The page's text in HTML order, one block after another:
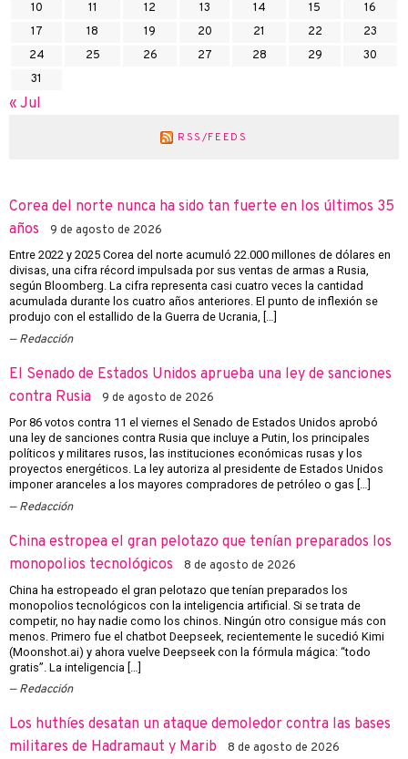
10
11 12 13 14 15
16
17
18 19 20 21 22
23
24
25 26 27 28 29
30
31
« Jul
RSS/FEEDS
Corea del norte nunca ha sido tan fuerte en los últimos 35
años
9 de agosto de 2026
Entre 2022 y 2025 Corea del norte acumuló 22.000 millones de dólares en
divisas, una cifra récord impulsada por sus ventas de armas a Rusia,
según Bloomberg. La cifra representa casi cuatro veces la cantidad
acumulada durante los cuatro años anteriores. El punto de inflexión se
produjo con el estallido de la Guerra de Ucrania, […]
Redacción
El Senado de Estados Unidos aprueba una ley de sanciones
contra Rusia
9 de agosto de 2026
Por 86 votos contra 11 el viernes el Senado de Estados Unidos aprobó
una ley de sanciones contra Rusia que incluye a Putin, los principales
políticos y militares rusos, las instituciones económicas rusas y los
proyectos energéticos. La ley autoriza al presidente de Estados Unidos
imponer aranceles a los mayores compradores de petróleo o gas […]
Redacción
China estropea el gran pelotazo que tenían preparados los
monopolios tecnológicos
8 de agosto de 2026
China ha estropeado el gran pelotazo que tenían preparados los
monopolios tecnológicos con la inteligencia artificial. Si se trata de
competir, no hay nadie como los chinos. Ningún otro consigue más con
menos. Primero fue el chatbot Deepseek, recientemente le sucedió Kimi
(Moonshot.ai) y ahora vuelve Deepseek con la fórmula mágica: “todo
gratis”. La inteligencia […]
Redacción
Los huthíes desatan un ataque demoledor contra las bases
militares de Hadramaut y Marib
8 de agosto de 2026